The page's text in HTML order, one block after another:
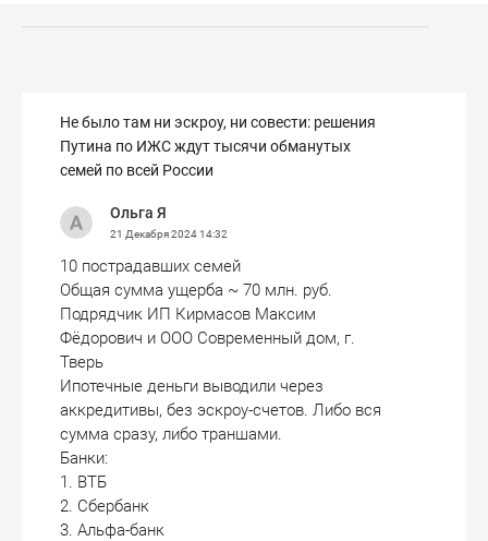
Не было там ни эскроу, ни совести: решения
Путина по ИЖС ждут тысячи обманутых
семей по всей России
Ольга Я
21 Декабря 202414:32
10 пострадавших семей
Общая сумма ущерба ~ 70 млн. руб.
Подрядчик ИП Кирмасов Максим
Фёдорович и ООО Современный дом, г.
Тверь
Ипотечные деньги выводили через
аккредитивы, без эскроу-счетов. Либо вся
сумма сразу, либо траншами.
Банки:
1. ВТБ
2. Сбербанк
3. Альфа-банк